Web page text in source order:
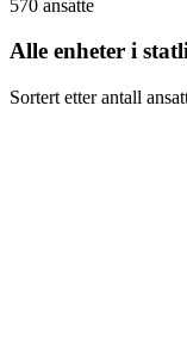
570 ansatte
Alle enheter i
Sortert etter antall